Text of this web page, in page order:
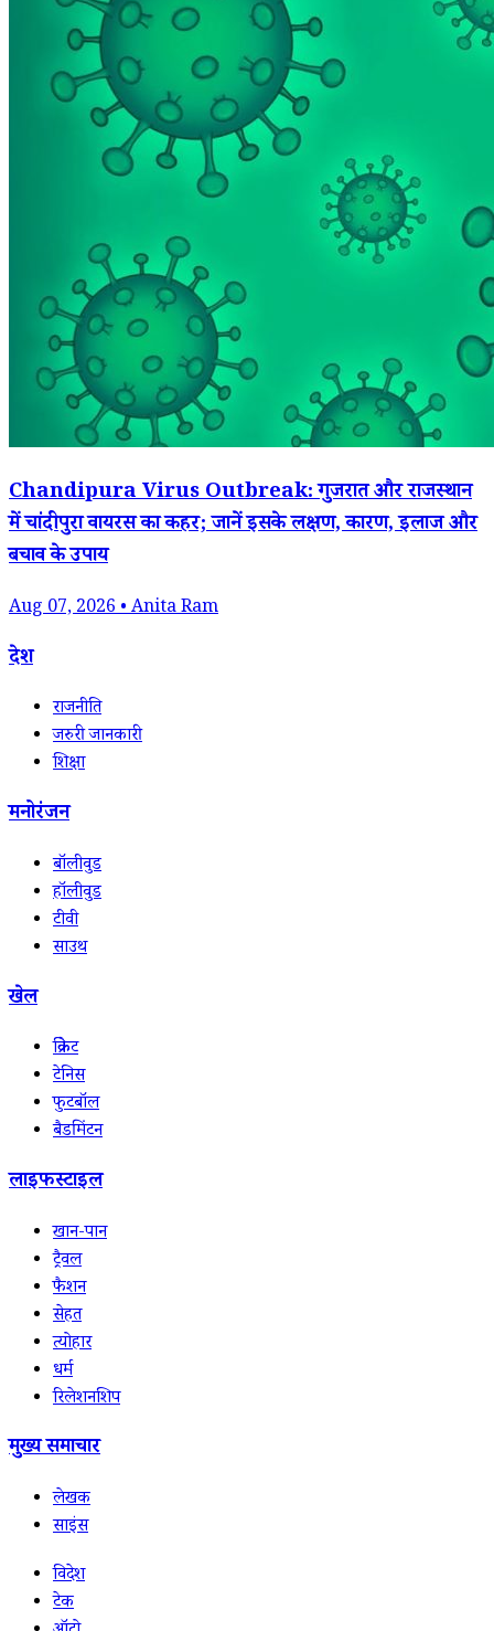
Chandipura Virus Outbreak: गुजरात और राजस्थान
में चांदीपुरा वायरस का कहर; जानें इसके लक्षण, कारण, इलाज और
बचाव के उपाय
Aug 07, 2026 • Anita Ram
देश
राजनीति
जरुरी जानकारी
शिक्षा
मनोरंजन
बॉलीवुड
हॉलीवुड
टीवी
साउथ
खेल
क्रिकेट
टेनिस
फुटबॉल
बैडमिंटन
लाइफस्टाइल
खान-पान
ट्रैवल
फैशन
सेहत
त्योहार
धर्म
रिलेशनशिप
मुख्य समाचार
लेखक
साइंस
विदेश
टेक